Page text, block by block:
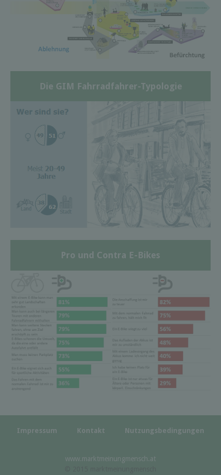
Die GIM Fahrradfahrer-Typologie
Pro und Contra E-Bikes
Impressum Kontakt Nutzungsbedingungen
www.marktmeinungmensch.at